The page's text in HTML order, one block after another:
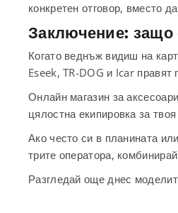
конкретен отговор, вместо
Заключение: защо
Когато веднъж видиш на
Eseek, TR-DOG и Icar
Онлайн магазин за
цялостна екипировка за
Ако често си в планината
трите оператора,
Разгледай още днес